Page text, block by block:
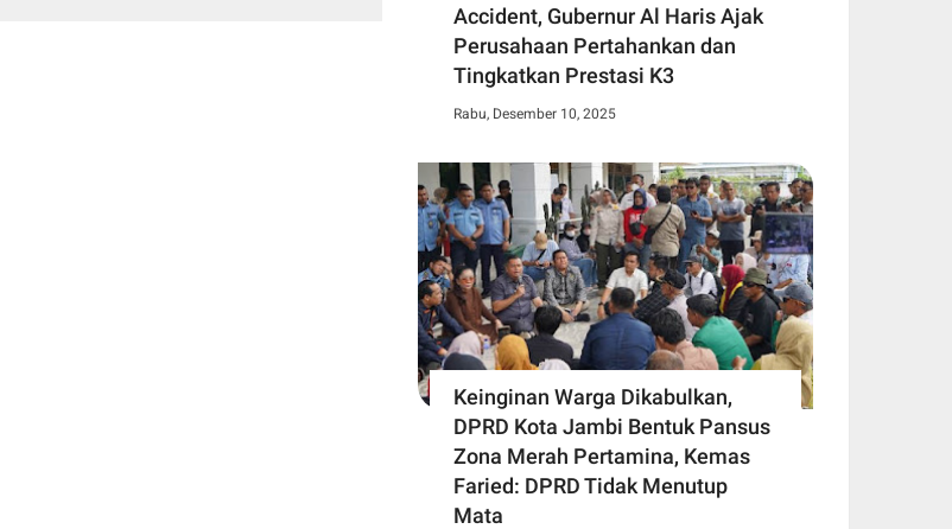
Accident, Gubernur Al Haris Ajak
Perusahaan Pertahankan dan
Tingkatkan Prestasi K3
Rabu, Desember 10, 2025
Keinginan Warga Dikabulkan,
DPRD Kota Jambi Bentuk Pansus
Zona Merah Pertamina, Kemas
Faried: DPRD Tidak Menutup
Mata